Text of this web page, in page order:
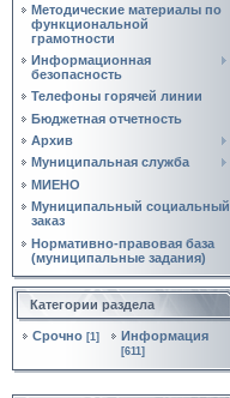
Методические материалы по
функциональной
грамотности
Информационная
безопасность
Телефоны горячей линии
Бюджетная отчетность
Архив
Муниципальная служба
МИЕНО
Муниципальный социальный
заказ
Нормативно‑правовая база
(муниципальные задания)
Категории раздела
Срочно [1] Информация
[611]